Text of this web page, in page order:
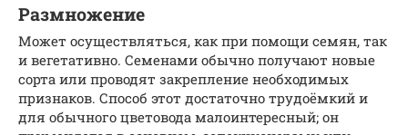
Размножение
Может осуществляться, как при помощи семян, так
и вегетативно. Семенами обычно получают новые
сорта или проводят закрепление необходимых
признаков. Способ этот достаточно трудоёмкий и
для обычного цветовода малоинтересный; он